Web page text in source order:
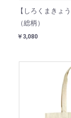
【しろくまきょ
（総柄）
￥3,080